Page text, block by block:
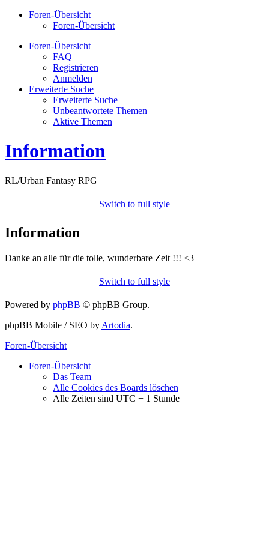
Foren-Übersicht
Foren-Übersicht
Foren-Übersicht
FAQ
Registrieren
Anmelden
Erweiterte Suche
Erweiterte Suche
Unbeantwortete Themen
Aktive Themen
Information
RL/Urban Fantasy RPG
Switch to full style
Information
Danke an alle für die tolle, wunderbare Zeit !!! <3
Switch to full style
Powered by phpBB © phpBB Group.
phpBB Mobile / SEO by Artodia.
Foren-Übersicht
Foren-Übersicht
Das Team
Alle Cookies des Boards löschen
Alle Zeiten sind UTC + 1 Stunde